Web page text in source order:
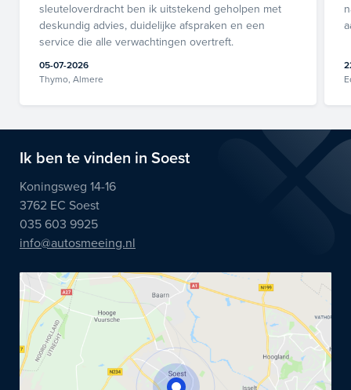
sleuteloverdracht ben ik uitstekend geholpen met
deskundig advies, duidelijke afspraken en een
service die alle verwachtingen overtreft.
05-07-2026
Thymo, Almere
Ik ben te vinden in Soest
Koningsweg 14-16
3762 EC Soest
035 603 9925
info@autosmeeing.nl